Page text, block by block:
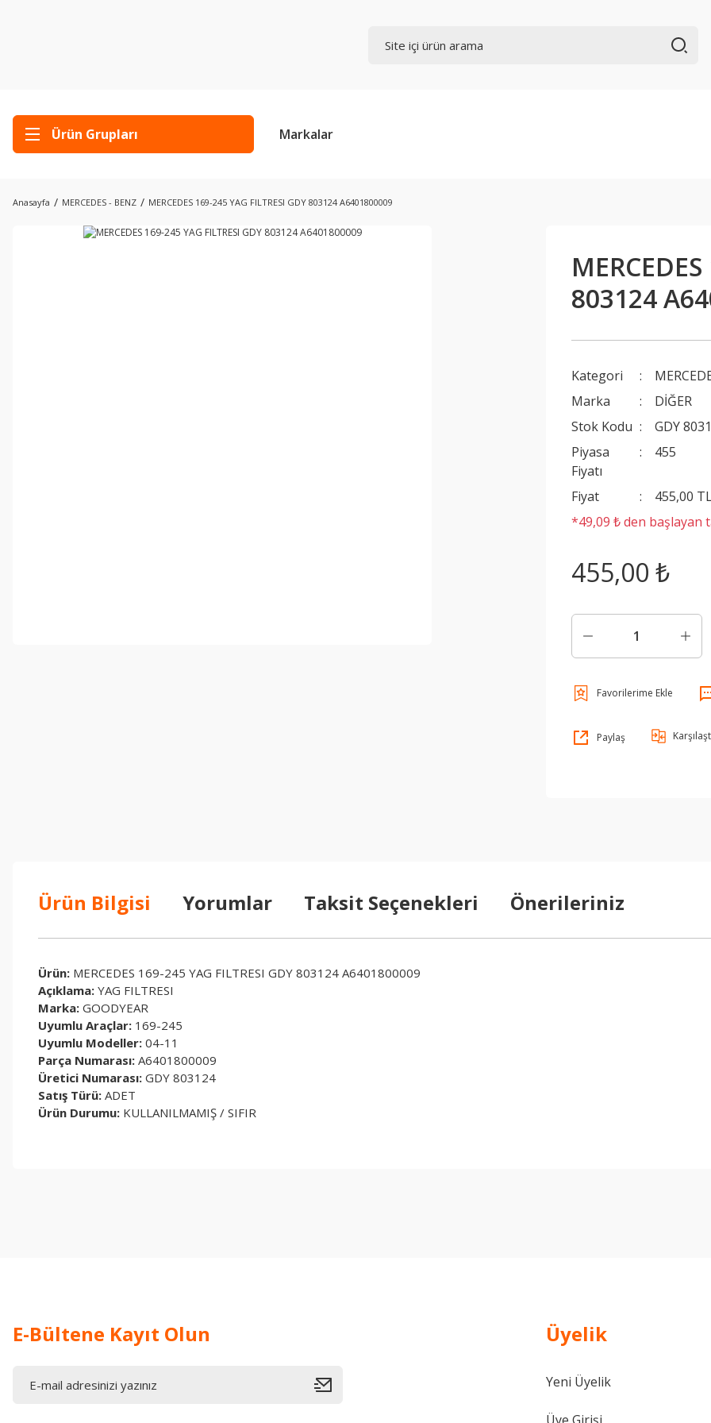
Ürün Grupları Markalar
Anasayfa MERCEDES - BENZ MERCEDES 169-245 YAG FILTRESI GDY 803124 A6401800009
803124
Kategori
Marka
DİĞER
Stok Kodu
GDY
Piyasa
Fiyatı
455
Fiyat
455,00
*49,09 ₺ den başlayan
455,00 ₺
Paylaş
Ürün Bilgisi Yorumlar Taksit Seçenekleri Önerileriniz
Ürün: MERCEDES 169-245 YAG FILTRESI GDY 803124 A6401800009
Açıklama: YAG FILTRESI
Marka: GOODYEAR
Uyumlu Araçlar: 169-245
Uyumlu Modeller: 04-11
Parça Numarası: A6401800009
Üretici Numarası: GDY 803124
Satış Türü: ADET
Ürün Durumu: KULLANILMAMIŞ / SIFIR
E-Bültene Kayıt Olun Üyelik
Yeni Üyelik